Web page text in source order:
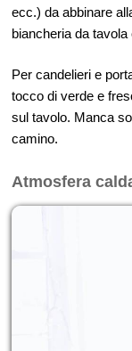
ecc.) da abbinare
biancheria da
Per candelieri e
tocco di verde e
sul tavolo. Manca
camino.
Atmosfera